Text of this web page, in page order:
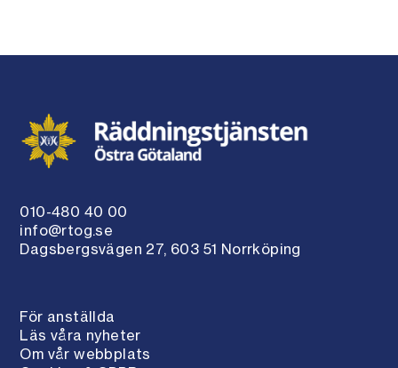
För anställda
Läs våra nyheter
Om vår webbplats
010-480 40 00
info@rtog.se
Dagsbergsvägen 27, 603 51 Norrköping